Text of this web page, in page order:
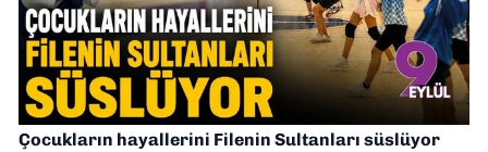
Çocukların hayallerini Filenin Sultanları süslüyor